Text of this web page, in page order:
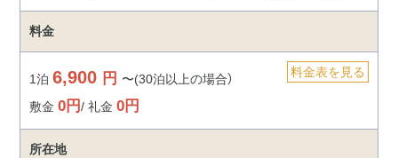
料金
1泊6,900 円 〜(30泊以上の場合）
敷金0円/ 礼金0円
料金表を見る
所在地